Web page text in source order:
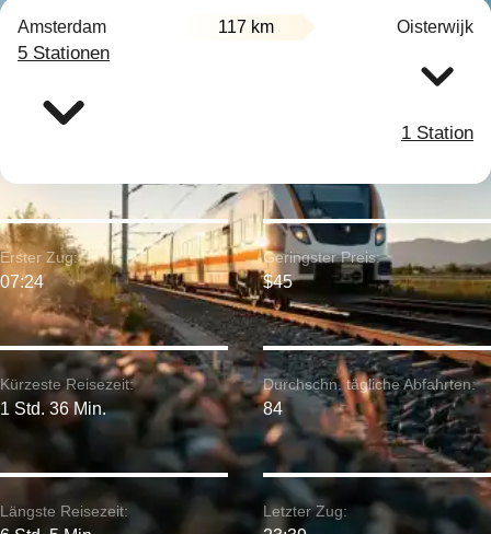
Amsterdam 117 km Oisterwijk
5 Stationen
1 Station
Kürzeste Reisezeit:
1 Std. 36 Min.
Erster Zug:
07:24
Längste Reisezeit:
Geringster Preis:
$45
Durchschn. tägliche Abfahrten:
84
Letzter Zug: